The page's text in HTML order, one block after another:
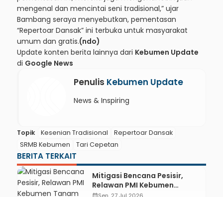
mengenal dan mencintai seni tradisional,” ujar
Bambang seraya menyebutkan, pementasan
“Repertoar Dansak” ini terbuka untuk masyarakat
umum dan gratis.(ndo)
Update konten berita lainnya dari Kebumen Update
di Google News
Penulis Kebumen Update
News & Inspiring
Topik Kesenian Tradisional
Repertoar Dansak
SRMB Kebumen
Tari Cepetan
BERITA TERKAIT
Mitigasi Bencana Pesisir,
Relawan PMI Kebumen
Tanam 600 Bibit Mangrove di
calendar_monthSen, 27 Jul 2026